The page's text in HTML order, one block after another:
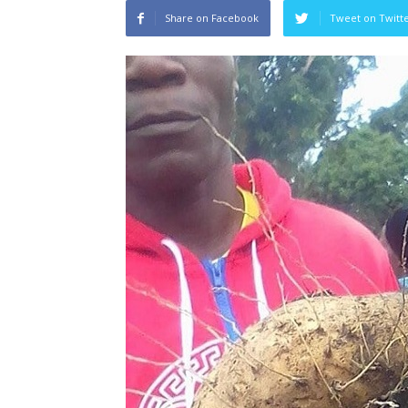
Share on Facebook Tweet on